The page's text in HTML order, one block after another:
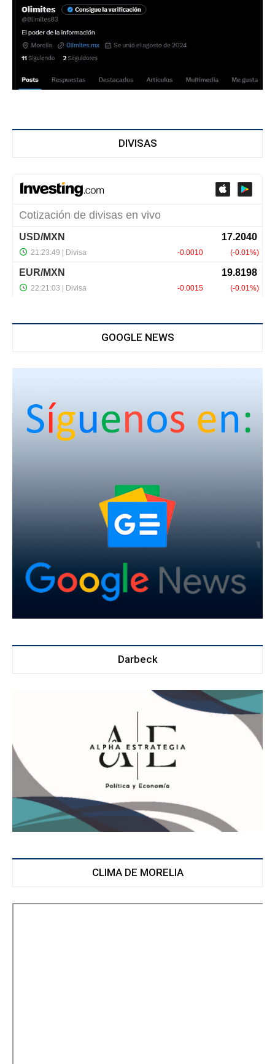
DIVISAS
GOOGLE NEWS
Darbeck
CLIMA DE MORELIA